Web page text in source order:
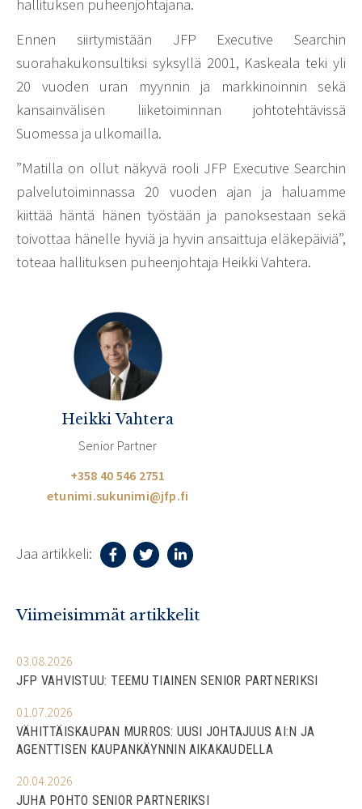
hallituksen puheenjohtajana.
Ennen siirtymistään JFP Executive Searchin
suorahakukonsultiksi syksyllä 2001, Kaskeala teki yli
20 vuoden uran myynnin ja markkinoinnin sekä
kansainvälisen liiketoiminnan johtotehtävissä
Suomessa ja ulkomailla.
”Matilla on ollut näkyvä rooli JFP Executive Searchin
palvelutoiminnassa 20 vuoden ajan ja haluamme
kiittää häntä hänen työstään ja panoksestaan sekä
toivottaa hänelle hyviä ja hyvin ansaittuja eläkepäiviä”,
toteaa hallituksen puheenjohtaja Heikki Vahtera.
Heikki Vahtera
Senior Partner
+358 40 546 2751
etunimi.sukunimi@jfp.fi
Jaa artikkeli:
Viimeisimmät artikkelit
03.08.2026
JFP VAHVISTUU: TEEMU TIAINEN SENIOR PARTNERIKSI
01.07.2026
VÄHITTÄISKAUPAN MURROS: UUSI JOHTAJUUS AI:N JA
AGENTTISEN KAUPANKÄYNNIN AIKAKAUDELLA
20.04.2026
JUHA POHTO SENIOR PARTNERIKSI